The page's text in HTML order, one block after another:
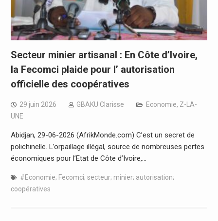
Secteur minier artisanal : En Côte d’Ivoire,
la Fecomci plaide pour l’ autorisation
officielle des coopératives
29 juin 2026 GBAKU Clarisse Economie, Z-LA-
UNE
Abidjan, 29-06-2026 (AfrikMonde.com) C’est un secret de
polichinelle. L’orpaillage illégal, source de nombreuses pertes
économiques pour l’Etat de Côte d’Ivoire,…
#Economie; Fecomci; secteur; minier; autorisation;
coopératives